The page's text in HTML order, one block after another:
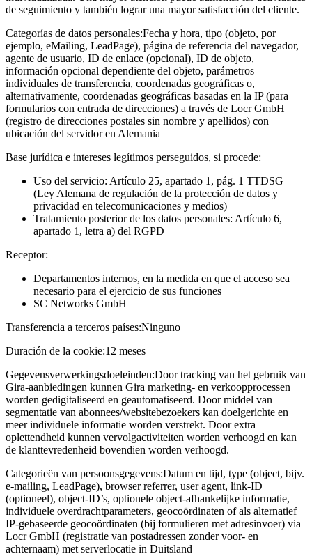
de seguimiento y también lograr una mayor satisfacción del cliente.
Categorías de datos personales:Fecha y hora, tipo (objeto, por
ejemplo, eMailing, LeadPage), página de referencia del navegador,
agente de usuario, ID de enlace (opcional), ID de objeto,
información opcional dependiente del objeto, parámetros
individuales de transferencia, coordenadas geográficas o,
alternativamente, coordenadas geográficas basadas en la IP (para
formularios con entrada de direcciones) a través de Locr GmbH
(registro de direcciones postales sin nombre y apellidos) con
ubicación del servidor en Alemania
Base jurídica e intereses legítimos perseguidos, si procede:
Uso del servicio: Artículo 25, apartado 1, pág. 1 TTDSG
(Ley Alemana de regulación de la protección de datos y
privacidad en telecomunicaciones y medios)
Tratamiento posterior de los datos personales: Artículo 6,
apartado 1, letra a) del RGPD
Receptor:
Departamentos internos, en la medida en que el acceso sea
necesario para el ejercicio de sus funciones
SC Networks GmbH
Transferencia a terceros países:Ninguno
Duración de la cookie:12 meses
Gegevensverwerkingsdoeleinden:Door tracking van het gebruik van
Gira-aanbiedingen kunnen Gira marketing- en verkoopprocessen
worden gedigitaliseerd en geautomatiseerd. Door middel van
segmentatie van abonnees/websitebezoekers kan doelgerichte en
meer individuele informatie worden verstrekt. Door extra
oplettendheid kunnen vervolgactiviteiten worden verhoogd en kan
de klanttevredenheid bovendien worden verhoogd.
Categorieën van persoonsgegevens:Datum en tijd, type (object, bijv.
e-mailing, LeadPage), browser referrer, user agent, link-ID
(optioneel), object-ID’s, optionele object-afhankelijke informatie,
individuele overdrachtparameters, geocoördinaten of als alternatief
IP-gebaseerde geocoördinaten (bij formulieren met adresinvoer) via
Locr GmbH (registratie van postadressen zonder voor- en
achternaam) met serverlocatie in Duitsland